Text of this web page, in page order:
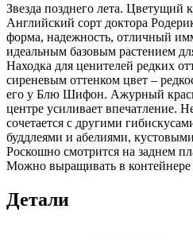
Звезда позднего лета. Цветущий
Английский сорт доктора
форма, надежность, отличный
идеальным базовым растением
Находка для ценителей редких
сиреневым оттенком цвет –
его у Блю Шифон. Ажурный
центре усиливает впечатление.
сочетается с другими
буддлеями и абелиями,
Роскошно смотрится на заднем
Можно выращивать в контейнере
Детали